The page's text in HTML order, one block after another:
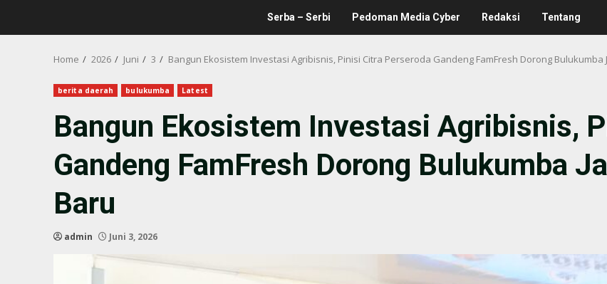
Serba – Serbi Pedoman Media Cyber Redaksi Tentang
Home 2026 Juni 3 Bangun Ekosistem Investasi Agribisnis, Pinisi Citra Perseroda Gandeng FamFresh Dorong Bulukumba
berita daerah bulukumba Latest
Bangun Ekosistem Investasi Agribisnis,
Gandeng FamFresh Dorong Bulukumba
Baru
admin Juni 3, 2026